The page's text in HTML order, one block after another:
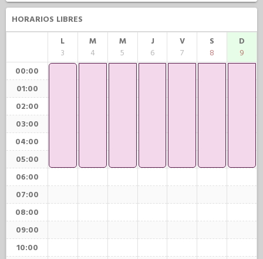
HORARIOS LIBRES
L
3
M
4
M
5
J
6
V
7
S
8
D
9
00:00
01:00
02:00
03:00
04:00
05:00
06:00
07:00
08:00
09:00
10:00